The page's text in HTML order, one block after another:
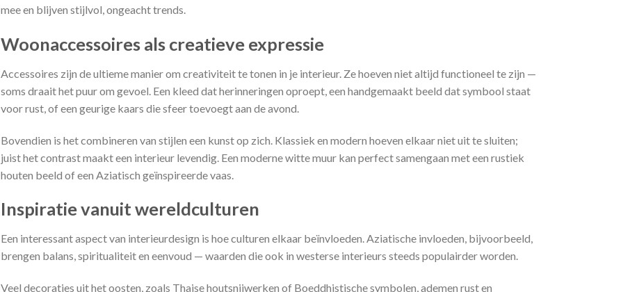
mee en blijven stijlvol, ongeacht trends.
Woonaccessoires als creatieve expressie
Accessoires zijn de ultieme manier om creativiteit te tonen in je interieur. Ze hoeven niet altijd functioneel te zijn —
soms draait het puur om gevoel. Een kleed dat herinneringen oproept, een handgemaakt beeld dat symbool staat
voor rust, of een geurige kaars die sfeer toevoegt aan de avond.
Bovendien is het combineren van stijlen een kunst op zich. Klassiek en modern hoeven elkaar niet uit te sluiten;
juist het contrast maakt een interieur levendig. Een moderne witte muur kan perfect samengaan met een rustiek
houten beeld of een Aziatisch geïnspireerde vaas.
Inspiratie vanuit wereldculturen
Een interessant aspect van interieurdesign is hoe culturen elkaar beïnvloeden. Aziatische invloeden, bijvoorbeeld,
brengen balans, spiritualiteit en eenvoud — waarden die ook in westerse interieurs steeds populairder worden.
Veel decoraties uit het oosten, zoals Thaise houtsnijwerken of Boeddhistische symbolen, ademen rust en